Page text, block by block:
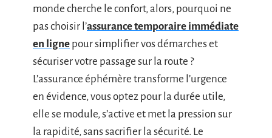
monde cherche le confort, alors, pourquoi ne
pas choisir l’assurance temporaire immédiate
en ligne pour simplifier vos démarches et
sécuriser votre passage sur la route ?
L’assurance éphémère transforme l’urgence
en évidence, vous optez pour la durée utile,
elle se module, s’active et met la pression sur
la rapidité, sans sacrifier la sécurité. Le